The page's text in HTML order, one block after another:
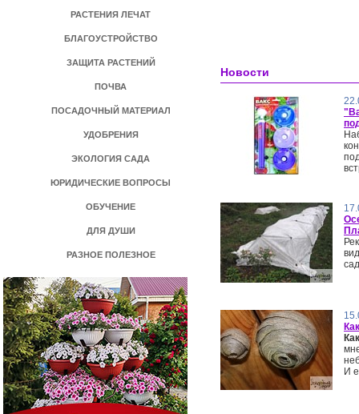
РАСТЕНИЯ ЛЕЧАТ
БЛАГОУСТРОЙСТВО
ЗАЩИТА РАСТЕНИЙ
ПОЧВА
ПОСАДОЧНЫЙ МАТЕРИАЛ
УДОБРЕНИЯ
ЭКОЛОГИЯ САДА
ЮРИДИЧЕСКИЕ ВОПРОСЫ
ОБУЧЕНИЕ
ДЛЯ ДУШИ
РАЗНОЕ ПОЛЕЗНОЕ
Новости
И